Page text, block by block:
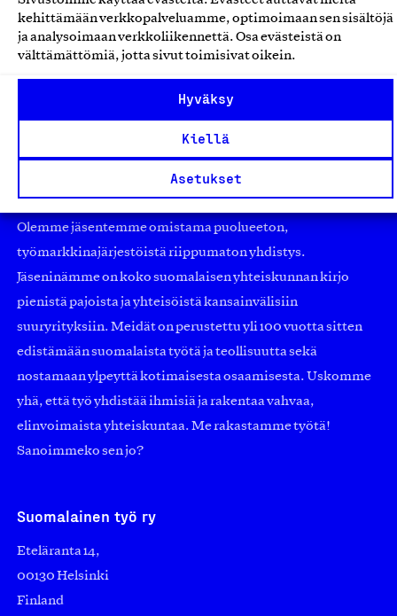
kehittämään verkkopalveluamme, optimoimaan sen sisältöjä
ja analysoimaan verkkoliikennettä. Osa evästeistä on
välttämättömiä, jotta sivut toimisivat oikein.
Hyväksy
Kiellä
Asetukset
Kalusteet ja huonekalut
Olemme jäsentemme omistama puolueeton,
työmarkkinajärjestöistä riippumaton yhdistys.
Jäseninämme on koko suomalaisen yhteiskunnan kirjo
pienistä pajoista ja yhteisöistä kansainvälisiin
suuryrityksiin. Meidät on perustettu yli 100 vuotta sitten
edistämään suomalaista työtä ja teollisuutta sekä
nostamaan ylpeyttä kotimaisesta osaamisesta. Uskomme
yhä, että työ yhdistää ihmisiä ja rakentaa vahvaa,
elinvoimaista yhteiskuntaa. Me rakastamme työtä!
Sanoimmeko sen jo?
Suomalainen työ ry
Eteläranta 14,
00130 Helsinki
Finland